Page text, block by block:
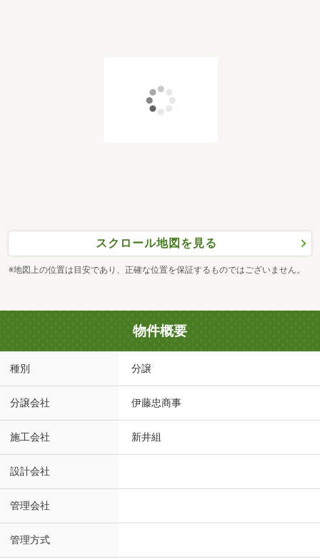
スクロール地図を見る
※地図上の位置は目安であり、正確な位置を保証するものではございません。
物件概要
種別 分譲
分譲会社 伊藤忠商事
施工会社 新井組
設計会社
管理会社
管理方式